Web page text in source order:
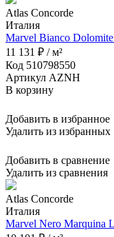
Atlas Concorde
Италия
Marvel Bianco
11 131 ₽ / м²
Код 510798550
Артикул AZNH
В корзину
Добавить в избранное
Удалить из избранных
Добавить в сравнение
Удалить из сравнения
Atlas Concorde
Италия
Marvel Nero Marquina